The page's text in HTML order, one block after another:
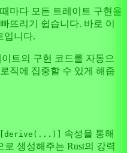
마다 모든 트레이트 구현을
뜨리기 쉽습니다. 바로 이
입니다.
트의 구현 코드를 자동으
직에 집중할 수 있게 해줍
속성을 통해
생성해주는 Rust의 강력